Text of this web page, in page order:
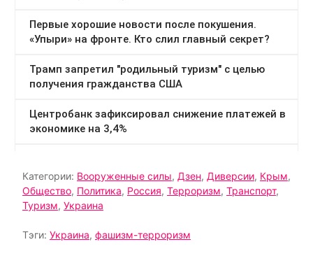
Категории: Вооруженные силы, Дзен, Диверсии, Крым,
Общество, Политика, Россия, Терроризм, Транспорт,
Туризм, Украина
Тэги: Украина, фашизм-терроризм